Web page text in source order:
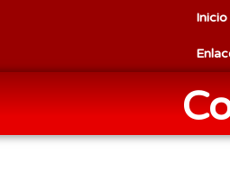
Inicio